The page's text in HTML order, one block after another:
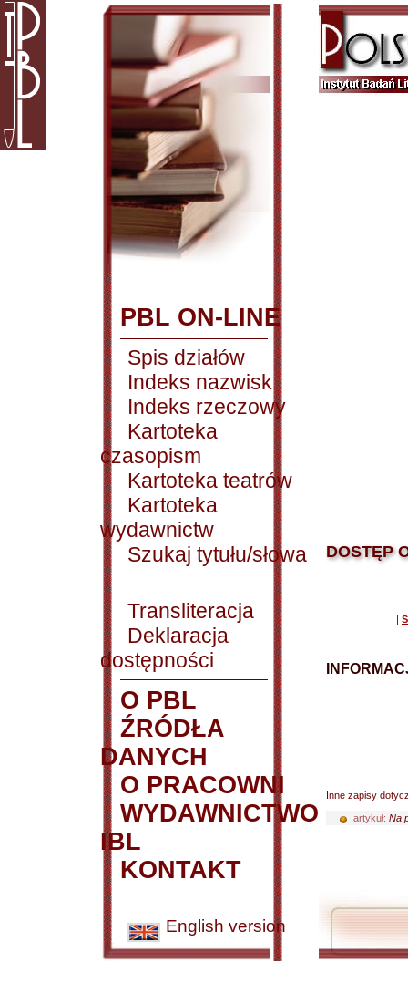
PBL ON-LINE
Spis działów
Indeks nazwisk
Indeks rzeczowy
Kartoteka
czasopism
Kartoteka teatrów
Kartoteka
wydawnictw
Szukaj tytułu/słowa
Transliteracja
Deklaracja
dostępności
O PBL
ŹRÓDŁA
DANYCH
O PRACOWNI
WYDAWNICTWO
IBL
KONTAKT
English version
DOSTĘP
|
Inne zapisy
artykuł: Na